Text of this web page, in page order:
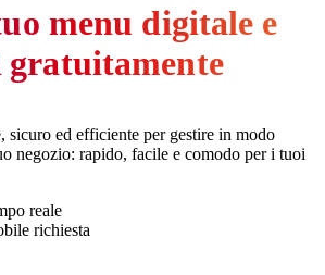
menu digitale e
gratuitamente
, sicuro ed efficiente per gestire in modo
negozio: rapido, facile e comodo per i tuoi
reale
richiesta